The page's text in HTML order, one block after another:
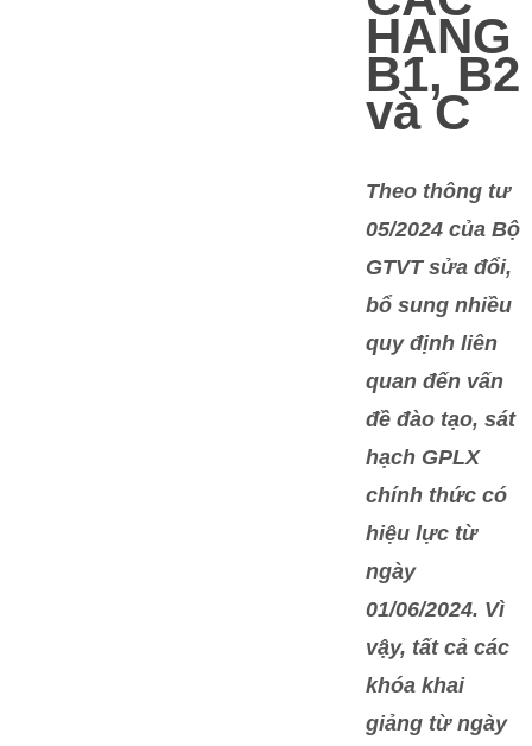
HẠNG
B1, B2
và C
Theo thông tư
05/2024 của Bộ
GTVT sửa đổi,
bổ sung nhiều
quy định liên
quan đến vấn
đề đào tạo, sát
hạch GPLX
chính thức có
hiệu lực từ
ngày
01/06/2024. Vì
vậy, tất cả các
khóa khai
giảng từ ngày